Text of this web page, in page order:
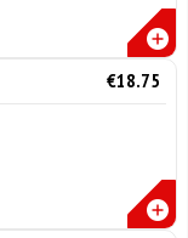
€18.75